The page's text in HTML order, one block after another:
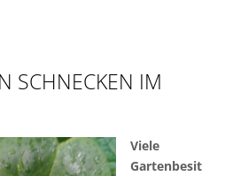
SCHNECKEN IM
Viele
Gartenbesit